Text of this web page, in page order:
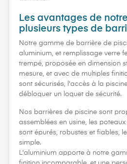
Les avantages de
plusieurs types de
Notre gamme de barrière de
aluminium, et remplissage verre
trempé, proposée en dimension
mesure, et avec de multiples
sont sécurisés, l'accès à la
débloquer un loquet de sécurité.
Nos barrières de piscine sont
assemblées en usine, les
sont épurés, robustes et fiables,
simple.
L'aluminium apporte à notre